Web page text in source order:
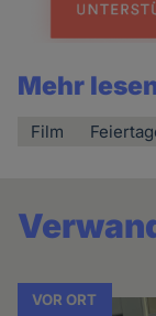
Mehr
Film
VOR ORT